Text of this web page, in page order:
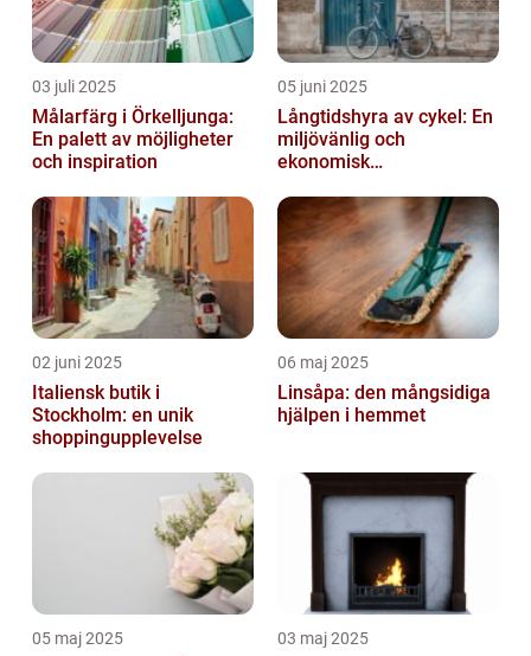
03 juli 2025
Målarfärg i Örkelljunga:
En palett av möjligheter
och inspiration
05 juni 2025
Långtidshyra av cykel: En
miljövänlig och
ekonomisk
02 juni 2025
Italiensk butik i
Stockholm: en unik
shoppingupplevelse
06 maj 2025
Linsåpa: den mångsidiga
hjälpen i hemmet
05 maj 2025 03 maj 2025